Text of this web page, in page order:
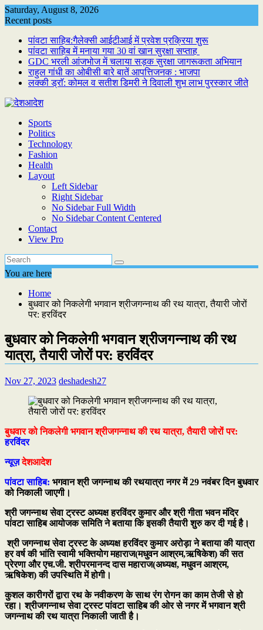
Skip
to
Saturday, August 8, 2026
Recent posts
पांवटा साहिब:गैलेक्सी आईटीआई में प्रवेश प्रक्रिया शुरू
पांवटा साहिब में मनाया गया 30 वां खान सुरक्षा सप्ताह
GDC भरली आंजभोज में चलाया सड़क सुरक्षा जागरूकता अभियान
राहुल गांधी का ओबीसी बारे बातें आपत्तिजनक : भाजपा
लक्की ड्राॅ: कोमल व सतीश डिमरी ने दिवाली शुभ लाभ पुरस्कार जीते
Sports
Politics
Technology
Fashion
Health
Layout
Left Sidebar
Right Sidebar
No Sidebar Full Width
No Sidebar Content Centered
Contact
View Pro
You are here
Home
बुधवार को निकलेगी भगवान श्रीजगन्नाथ की रथ यात्रा, तैयारी जोरों
पर: हरविंदर
बुधवार को निकलेगी भगवान श्रीजगन्नाथ की रथ
यात्रा, तैयारी जोरों पर: हरविंदर
Nov 27, 2023 deshadesh27
बुधवार को निकलेगी भगवान श्रीजगन्नाथ की रथ यात्रा, तैयारी जोरों पर:
हरविंदर
न्यूज़ देशआदेश
पांवटा साहिब: भगवान श्री जगन्नाथ की रथयात्रा नगर में 29 नवंबर दिन बुधवार
को निकाली जाएगी।
श्री जगन्नाथ सेवा ट्रस्ट अध्यक्ष हरविंदर कुमार और श्री गीता भवन मंदिर
पांवटा साहिब आयोजक समिति ने बताया कि इसकी तैयारी शुरु कर दी गई है।
श्री जगन्नाथ सेवा ट्रस्ट के अध्यक्ष हरविंदर कुमार अरोड़ा ने बताया की यात्रा
हर वर्ष की भांति स्वामी भक्तियोग महाराज(मधुवन आश्रम,ऋषिकेश) की सत
प्रेरणा और एच.जी. श्रीपरमानन्द दास महाराज(अध्यक्ष, मधुवन आश्रम,
ऋषिकेश) की उपस्थिति में होगी।
कुशल कारीगरों द्वारा रथ के नवीकरण के साथ रंग रोगन का काम तेजी से हो
रहा। श्रीजगन्नाथ सेवा ट्रस्ट पांवटा साहिब की ओर से नगर में भगवान श्री
जगन्नाथ की रथ यात्रा निकाली जाती है।